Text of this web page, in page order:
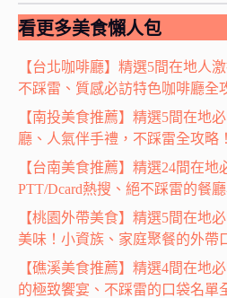
看更多美食懶人包
【台北咖啡廳】精選5間在地人
不踩雷、質感必訪特色咖啡廳全
【南投美食推薦】精選5間在地
廳、人氣伴手禮，不踩雷全攻略！
【台南美食推薦】精選24間在地
PTT/Dcard熱搜、絕不踩雷的餐
【桃園外帶美食】精選5間在地
美味！小資族、家庭聚餐的外帶
【礁溪美食推薦】精選4間在地
的極致饗宴、不踩雷的口袋名單